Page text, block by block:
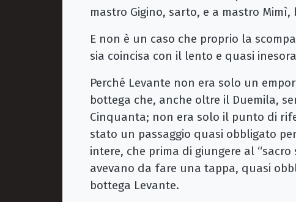
mastro Gigino, sarto, e a mastro
E non è un caso che proprio la
sia coincisa con il lento e quasi
Perché Levante non era solo un
bottega che, anche oltre il Duemila,
Cinquanta; non era solo il punto di
stato un passaggio quasi obbligato
intere, che prima di giungere al “sacro
avevano da fare una tappa, quasi
bottega Levante.